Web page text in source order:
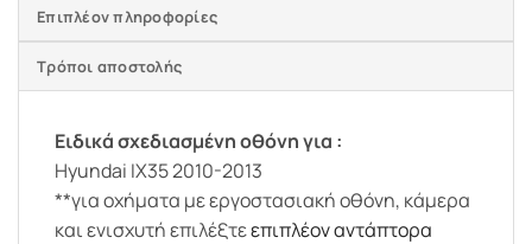
Επιπλέον πληροφορίες
Τρόποι αποστολής
Ειδικά σχεδιασμένη οθόνη για :
Hyundai IX35 2010-2013
**για οχήματα με εργοστασιακή οθόνη, κάμερα
και ενισχυτή επιλέξτεεπιπλέον αντάπτορα